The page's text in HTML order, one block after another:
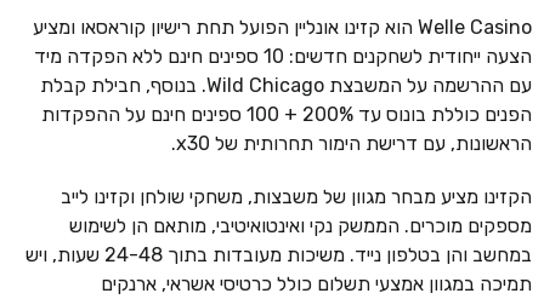
Welle Casino הוא קזינו אונליין הפועל תחת רישיון קוראסאו ומציע
הצעה ייחודית לשחקנים חדשים: 10 ספינים חינם ללא הפקדה מיד
עם ההרשמה על המשבצת Wild Chicago. בנוסף, חבילת קבלת
הפנים כוללת בונוס עד 200% + 100 ספינים חינם על ההפקדות
הראשונות, עם דרישת הימור תחרותית של x30.
הקזינו מציע מבחר מגוון של משבצות, משחקי שולחן וקזינו לייב
מספקים מוכרים. הממשק נקי ואינטואיטיבי, מותאם הן לשימוש
במחשב והן בטלפון נייד. משיכות מעובדות בתוך 24-48 שעות, ויש
תמיכה במגוון אמצעי תשלום כולל כרטיסי אשראי, ארנקים